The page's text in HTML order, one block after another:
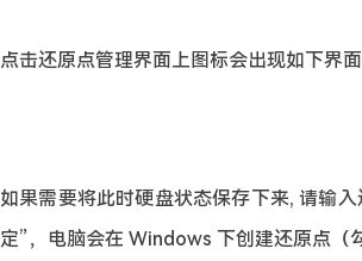
点击还原点管理界面上 图标会出现如下界面
如果需要将此时硬盘状态保存下来, 请输
定”，电脑会在 Windows 下创建还原点（